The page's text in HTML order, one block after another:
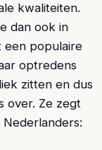
kwaliteiten.
dan ook in
een populaire
optredens
zitten en dus
over. Ze zegt